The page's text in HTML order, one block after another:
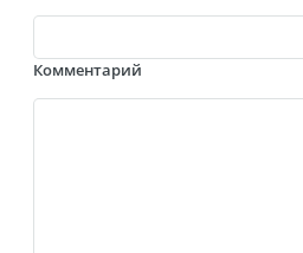
Комментарий